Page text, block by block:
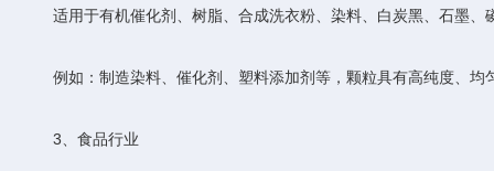
适用于有机催化剂、树脂、合成洗衣粉、染料、白炭黑、石墨、
例如：制造染料、催化剂、塑料添加剂等，颗粒具有高纯度、均
‌3、食品行业‌